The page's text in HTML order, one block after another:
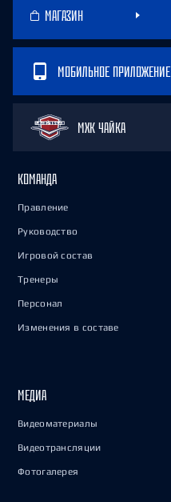
МАГАЗИН
МОБИЛЬНОЕ ПРИЛОЖЕНИЕ
МХК ЧАЙКА
КОМАНДА
Правление
Руководство
Игровой состав
Тренеры
Персонал
Изменения в составе
МЕДИА
Видеоматериалы
Видеотрансляции
Фотогалерея